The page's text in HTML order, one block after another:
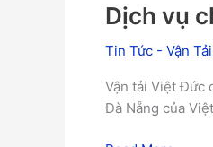
Dịch vụ
Tin Tức - Vận Tải
Vận tải Việt Đức
Đà Nẵng của